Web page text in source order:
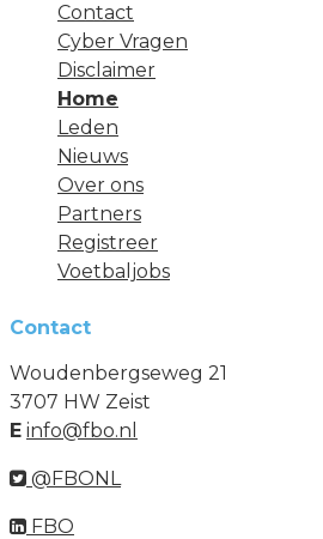
Contact
Cyber Vragen
Disclaimer
Home
Leden
Nieuws
Over ons
Partners
Registreer
Voetbaljobs
Contact
Woudenbergseweg 21
3707 HW Zeist
E info@fbo.nl
@FBONL
FBO